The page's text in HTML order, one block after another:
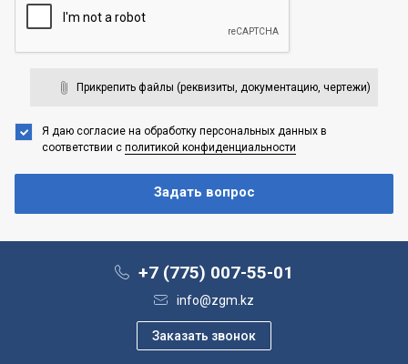
Прикрепить файлы (реквизиты, документацию, чертежи)
Я даю согласие на обработку персональных данных в
соответствии с политикой конфиденциальности
+7 (775) 007-55-01
info@zgm.kz